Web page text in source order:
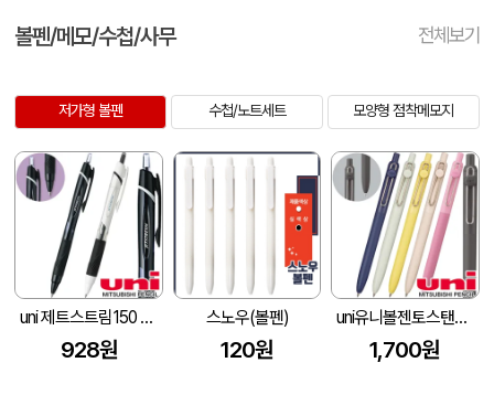
볼펜/메모/수첩/사무 전체보기
저가형 볼펜 수첩/노트세트 모양형 점착메모지
uni 제트스트림150 (0.5/0.7)
928원
스노우(볼펜)
120원
uni유니볼젠토스탠다드수성펜0.5
1,700원